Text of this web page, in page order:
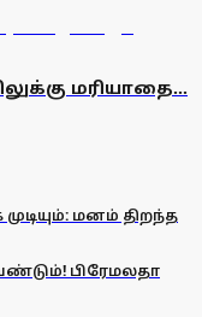
மரியாதை...
மனம் திறந்த
பிரேமலதா